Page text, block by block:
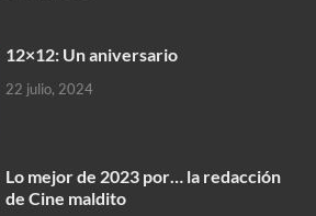
12×12: Un aniversario
22 julio, 2024
Lo mejor de 2023 por… la redacción
de Cine maldito